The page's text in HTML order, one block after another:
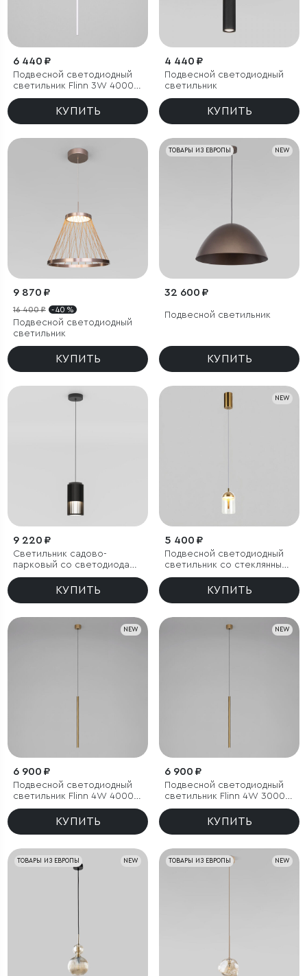
6 440 ₽
Подвесной светодиодный
светильник Flinn 3W 4000К
белый
КУПИТЬ
4 440 ₽
Подвесной светодиодный
светильник
КУПИТЬ
9 870 ₽
16 400 ₽ - 40 %
Подвесной светодиодный
светильник
КУПИТЬ
NEW
ТОВАРЫ ИЗ ЕВРОПЫ
32 600 ₽
Подвесной светильник
КУПИТЬ
9 220 ₽
Светильник садово-
парковый со светодиодами
Entero черный
КУПИТЬ
NEW
5 400 ₽
Подвесной светодиодный
светильник со стеклянным
плафоном
КУПИТЬ
NEW
6 900 ₽
Подвесной светодиодный
светильник Flinn 4W 4000K
латунь
КУПИТЬ
NEW
6 900 ₽
Подвесной светодиодный
светильник Flinn 4W 3000K
латунь
КУПИТЬ
NEW
ТОВАРЫ ИЗ ЕВРОПЫ NEW
ТОВАРЫ ИЗ ЕВРОПЫ